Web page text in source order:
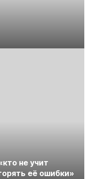
не учит
её ошибки»